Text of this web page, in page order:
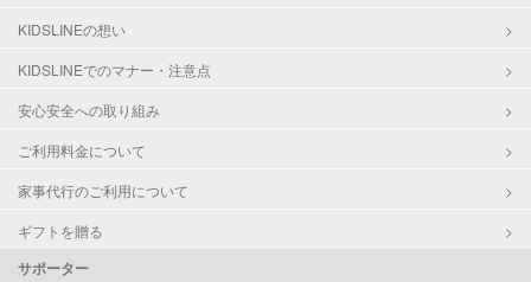
KIDSLINEの想い
KIDSLINEでのマナー・注意点
安心安全への取り組み
ご利用料金について
家事代行のご利用について
ギフトを贈る
サポーター